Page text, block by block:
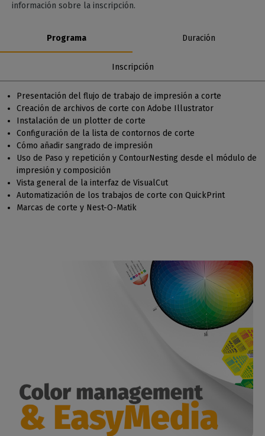
información sobre la inscripción.
Programa Duración
Inscripción
Presentación del flujo de trabajo de impresión a corte
Creación de archivos de corte con Adobe Illustrator
Instalación de un plotter de corte
Configuración de la lista de contornos de corte
Cómo añadir sangrado de impresión
Uso de Paso y repetición y ContourNesting desde el módulo de
impresión y composición
Vista general de la interfaz de VisualCut
Automatización de los trabajos de corte con QuickPrint
Marcas de corte y Nest-O-Matik